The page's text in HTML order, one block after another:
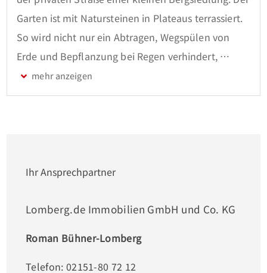
Garten ist mit Natursteinen in Plateaus terrassiert.
So wird nicht nur ein Abtragen, Wegspülen von
Erde und Bepflanzung bei Regen verhindert,
sondern gleich für eine natürliche Bewässerung der
Pflanzbeete gesorgt.
Blick frei über Palmen auf Baum - und Grünflächen
von Siam.  Das Objekt ist in den Hang gebaut, so
erreichbar sind. Vom Straßenniveau betreten Sie
das Erdgeschoss mit ca. 40 m² Außenterrasse, die
Ihr Ansprechpartner
Lomberg.de Immobilien GmbH und Co. KG
Roman Bühner-Lomberg
Telefon: 02151-80 72 12